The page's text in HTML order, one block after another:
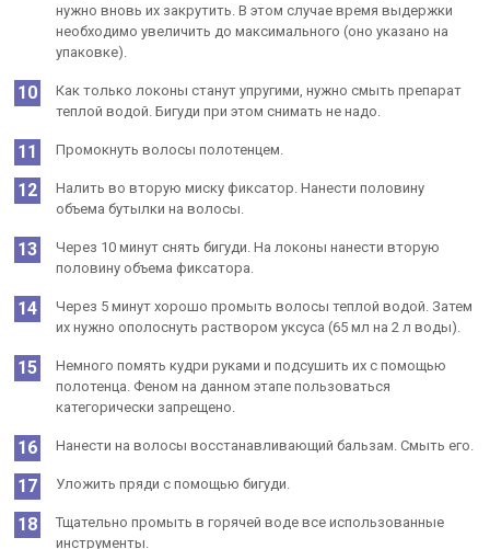
нужно вновь их закрутить. В этом случае время выдержки
необходимо увеличить до максимального (оно указано на
упаковке).
Как только локоны станут упругими, нужно смыть препарат
теплой водой. Бигуди при этом снимать не надо.
Промокнуть волосы полотенцем.
Налить во вторую миску фиксатор. Нанести половину
объема бутылки на волосы.
Через 10 минут снять бигуди. На локоны нанести вторую
половину объема фиксатора.
Через 5 минут хорошо промыть волосы теплой водой. Затем
их нужно ополоснуть раствором уксуса (65 мл на 2 л воды).
Немного помять кудри руками и подсушить их с помощью
полотенца. Феном на данном этапе пользоваться
категорически запрещено.
Нанести на волосы восстанавливающий бальзам. Смыть его.
Уложить пряди с помощью бигуди.
Тщательно промыть в горячей воде все использованные
инструменты.